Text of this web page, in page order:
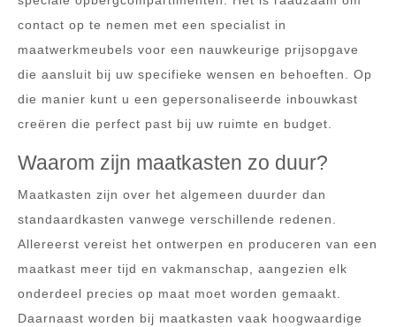
contact op te nemen met een specialist in
maatwerkmeubels voor een nauwkeurige prijsopgave
die aansluit bij uw specifieke wensen en behoeften. Op
die manier kunt u een gepersonaliseerde inbouwkast
creëren die perfect past bij uw ruimte en budget.
Waarom zijn maatkasten zo duur?
Maatkasten zijn over het algemeen duurder dan
standaardkasten vanwege verschillende redenen.
Allereerst vereist het ontwerpen en produceren van een
maatkast meer tijd en vakmanschap, aangezien elk
onderdeel precies op maat moet worden gemaakt.
Daarnaast worden bij maatkasten vaak hoogwaardige